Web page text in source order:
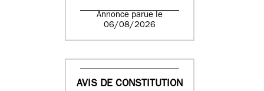
Annonce parue le
06/08/2026
AVIS DE CONSTITUTION